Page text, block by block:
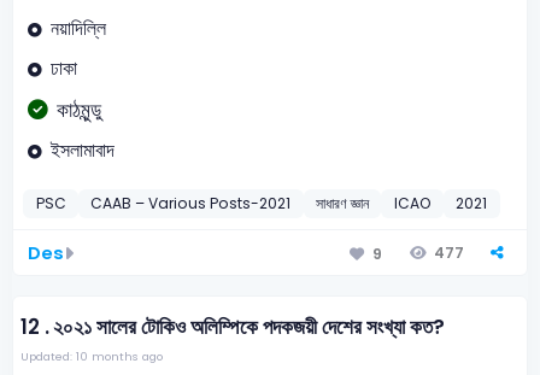
নয়াদিল্লি
ঢাকা
কাঠমুন্ডু
ইসলামাবাদ
PSC CAAB – Various Posts-2021 সাধারণ জ্ঞান ICAO 2021
Des 9 477
12 .২০২১ সালের টোকিও অলিম্পিকে পদকজয়ী দেশের সংখ্যা কত?
Updated: 10 months ago